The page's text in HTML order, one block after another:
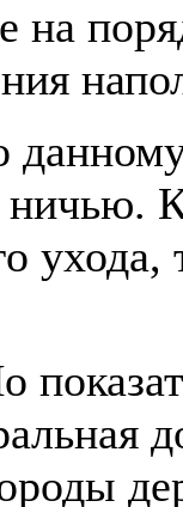
на
ничью.
ухода,